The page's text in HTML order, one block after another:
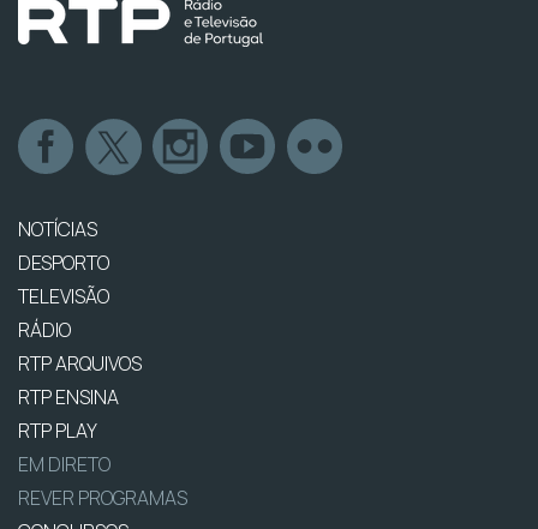
NOTÍCIAS
DESPORTO
TELEVISÃO
RÁDIO
RTP ARQUIVOS
RTP ENSINA
RTP PLAY
EM DIRETO
REVER PROGRAMAS